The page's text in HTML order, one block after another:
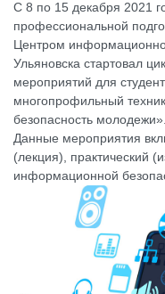
С 8 по 15 декабря 2021
профессиональной
Центром
Ульяновска стартовал
мероприятий для
многопрофильный
безопасность молодежи».
Данные мероприятия
(лекция), практический
информационной